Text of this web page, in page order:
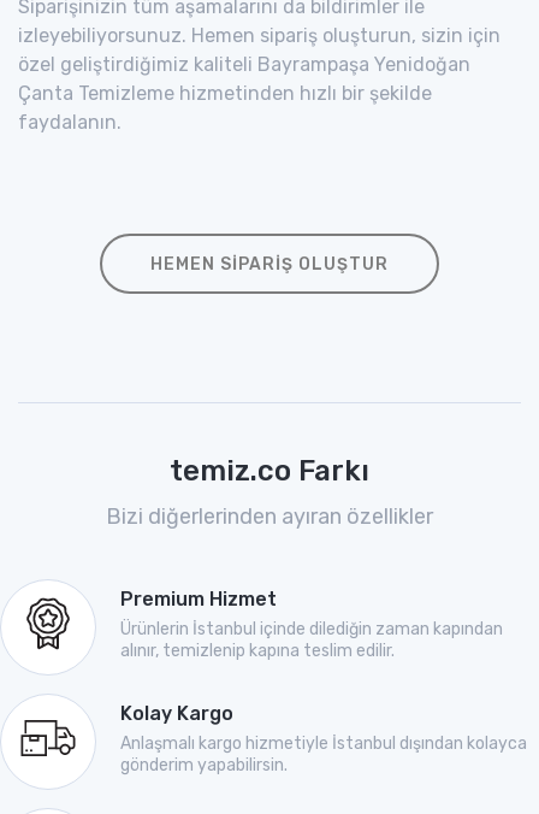
Siparişinizin tüm aşamalarını da bildirimler ile
izleyebiliyorsunuz. Hemen sipariş oluşturun, sizin için
özel geliştirdiğimiz kaliteli Bayrampaşa Yenidoğan
Çanta Temizleme hizmetinden hızlı bir şekilde
faydalanın.
HEMEN SIPARIŞ OLUŞTUR
temiz.co Farkı
Bizi diğerlerinden ayıran özellikler
Premium Hizmet
Ürünlerin İstanbul içinde dilediğin zaman kapından
alınır, temizlenip kapına teslim edilir.
Kolay Kargo
Anlaşmalı kargo hizmetiyle İstanbul dışından kolayca
gönderim yapabilirsin.